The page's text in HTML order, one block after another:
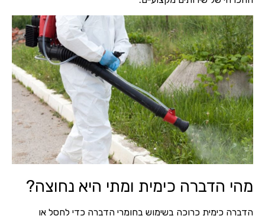
מהי הדברה כימית ומתי היא נחוצה?
הדברה כימית כרוכה בשימוש בחומרי הדברה כדי לחסל או